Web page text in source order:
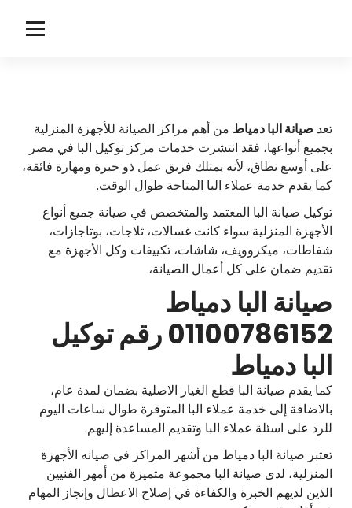
ا
توكيل صيانة البا
تعد صيانة البا دمياطمن أهم مراكز الصيانة للأجهزة المنزلية
بجميع أنواعها، فقد انتشرت خدمات مركز توكيل البا في مصر
على أوسع نطاق، لأنه يمتلك فريق عمل ذو خبرة ومهارة فائقة،
كما يقدم خدمة عملاء البا المتاحة طوال الوقت.
توكيل صيانة البا المعتمد والمتخصص في صيانة جميع أنواع
الأجهزة المنزلية سواء كانت غسالات، ثلاجات، بوتاجازات،
شفاطات، ميكروويف، شاشات، تكييفات وكل الأجهزة مع
تقديم ضمان على كل أعمال الصيانة،
صيانة البا دمياط
01100786152 رقم توكيل
البا دمياط
كما يقدم صيانة البا قطع الغيار الاصلية بضمان لمدة عام،
بالاضافة إلى خدمة عملاء البا المتوفرة طوال ساعات اليوم
للرد على اسئلة عملاء البا وتقديم المساعدة إليهم.
تعتبر صيانة البا دمياط من أشهر المراكز في صيانه الأجهزة
المنزلية، لدى صيانة البا مجموعة متميزة من أمهر الفنيين
الذين لديهم الخبرة والكفاءة في إصلاح الاعطال وإنجاز المهام